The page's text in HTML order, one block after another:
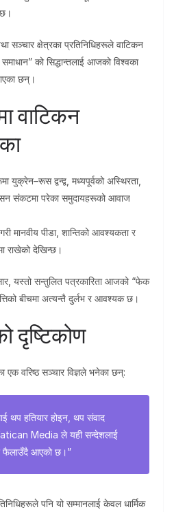
सञ्चार क्षेत्रका प्रतिनिधिहरूले वाटिकन
को सिद्धान्तलाई आजको विश्वका
छन्।
वाटिकन
युक्रेन–रूस द्वन्द्व, मध्यपूर्वको अस्थिरता,
संकटमा परेका समुदायहरूको आवाज
मानवीय पीडा, शान्तिको आवश्यकता र
राखेको देखिन्छ।
यस्तो सन्तुलित पत्रकारिता आजको “फेक
बीचमा अत्यन्तै दुर्लभ र आवश्यक छ।
दृष्टिकोण
एक वरिष्ठ सञ्चार विज्ञले भनेका छन्:
थप हतियार होइन, थप संवाद
Media ले यही सन्देशलाई
फैलाउँदै आएको छ।”
पनि यो सम्मानलाई केवल धार्मिक